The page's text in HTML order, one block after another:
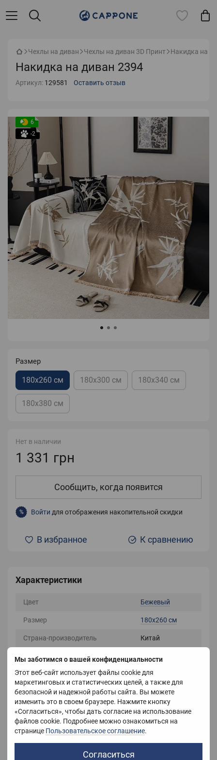
Мы заботимся о вашей конфиденциальности
Этот веб-сайт использует файлы cookie для
маркетинговых и статистических целей, а также для
безопасной и надежной работы сайта. Вы можете
изменить это в своем браузере. Нажмите кнопку
«Согласиться», чтобы дать согласие на использование
файлов cookie. Подробнее можно ознакомиться на
странице Пользовательское соглашение.
Согласиться
Чехлы на диван Чехлы на диван 3D Принт Накидка на
Накидка на диван 2394
Артикул: 129581 Оставить отзыв
6
-2
Размер
180х260 см 180х300 см 180х340 см
180х380 см
Нет в наличии
1 331 грн
Сообщить, когда появится
% Войти для отображения накопительной скидки
В избранное К сравнению
Характеристики
Цвет Бежевый
Размер 180х260 см
Страна-производитель Китай
Описание
Накидки на диван помогут обновить интерьер, сделать
его современным и стильным. Накидки вновь вошли в
моду, и многие хозяйки обновляют дизайн своих комнат с
Накидка, прекрасная альтернатива. Он скроет все